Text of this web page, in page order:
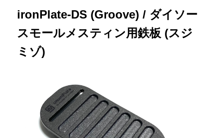
ironPlate-DS (Groove) / ダイソー
スモールメスティン用鉄板 (スジ
ミゾ)